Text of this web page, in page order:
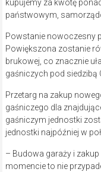
kupujemy za kwotę
państwowym,
Powstanie nowoczesny
Powiększona zostanie
brukowej, co znacznie
gaśniczych pod siedzibą
Przetarg na zakup
gaśniczego dla
gaśniczym jednostki
jednostki najpóźniej w
– Budowa garaży i
momencie to nie